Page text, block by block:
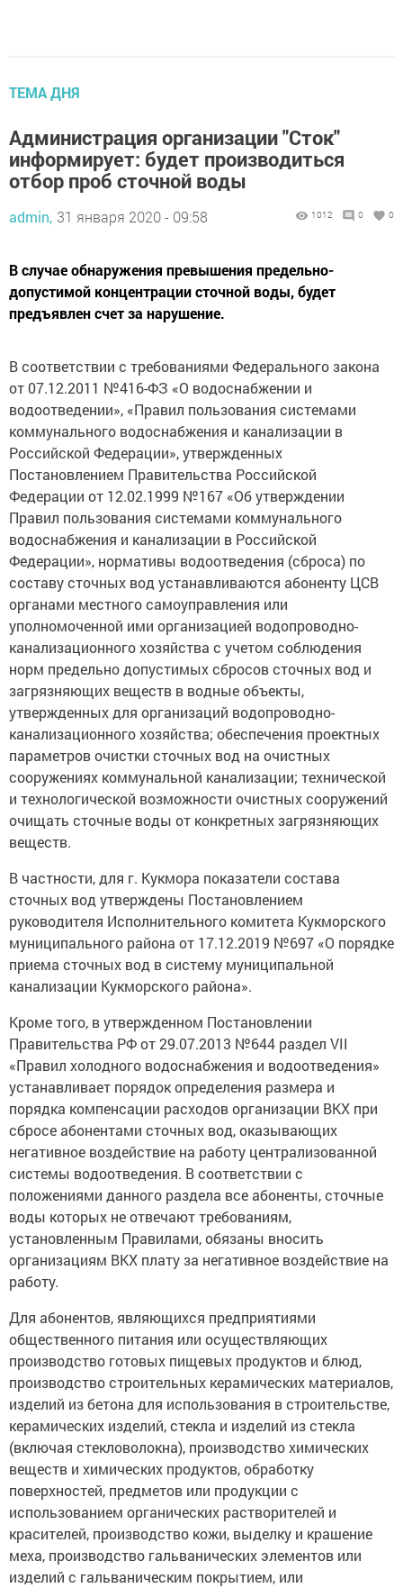
ТЕМА ДНЯ
Администрация организации "Сток"
информирует: будет производиться
отбор проб сточной воды
admin, 31 января 2020 - 09:58 1012 0 0
В случае обнаружения превышения предельно-
допустимой концентрации сточной воды, будет
предъявлен счет за нарушение.
В соответствии с требованиями Федерального закона
от 07.12.2011 №416-ФЗ «О водоснабжении и
водоотведении», «Правил пользования системами
коммунального водоснабжения и канализации в
Российской Федерации», утвержденных
Постановлением Правительства Российской
Федерации от 12.02.1999 №167 «Об утверждении
Правил пользования системами коммунального
водоснабжения и канализации в Российской
Федерации», нормативы водоотведения (сброса) по
составу сточных вод устанавливаются абоненту ЦСВ
органами местного самоуправления или
уполномоченной ими организацией водопроводно-
канализационного хозяйства с учетом соблюдения
норм предельно допустимых сбросов сточных вод и
загрязняющих веществ в водные объекты,
утвержденных для организаций водопроводно-
канализационного хозяйства; обеспечения проектных
параметров очистки сточных вод на очистных
сооружениях коммунальной канализации; технической
и технологической возможности очистных сооружений
очищать сточные воды от конкретных загрязняющих
веществ.
В частности, для г. Кукмора показатели состава
сточных вод утверждены Постановлением
руководителя Исполнительного комитета Кукморского
муниципального района от 17.12.2019 №697 «О порядке
приема сточных вод в систему муниципальной
канализации Кукморского района».
Кроме того, в утвержденном Постановлении
Правительства РФ от 29.07.2013 №644 раздел VII
«Правил холодного водоснабжения и водоотведения»
устанавливает порядок определения размера и
порядка компенсации расходов организации ВКХ при
сбросе абонентами сточных вод, оказывающих
негативное воздействие на работу централизованной
системы водоотведения. В соответствии с
положениями данного раздела все абоненты, сточные
воды которых не отвечают требованиям,
установленным Правилами, обязаны вносить
организациям ВКХ плату за негативное воздействие на
работу.
Для абонентов, являющихся предприятиями
общественного питания или осуществляющих
производство готовых пищевых продуктов и блюд,
производство строительных керамических материалов,
изделий из бетона для использования в строительстве,
керамических изделий, стекла и изделий из стекла
(включая стекловолокна), производство химических
веществ и химических продуктов, обработку
поверхностей, предметов или продукции с
использованием органических растворителей и
красителей, производство кожи, выделку и крашение
меха, производство гальванических элементов или
изделий с гальваническим покрытием, или